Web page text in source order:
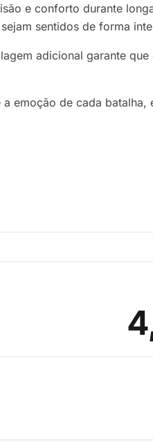
e conforto durante
sentidos de forma
adicional garante
emoção de cada batalha,